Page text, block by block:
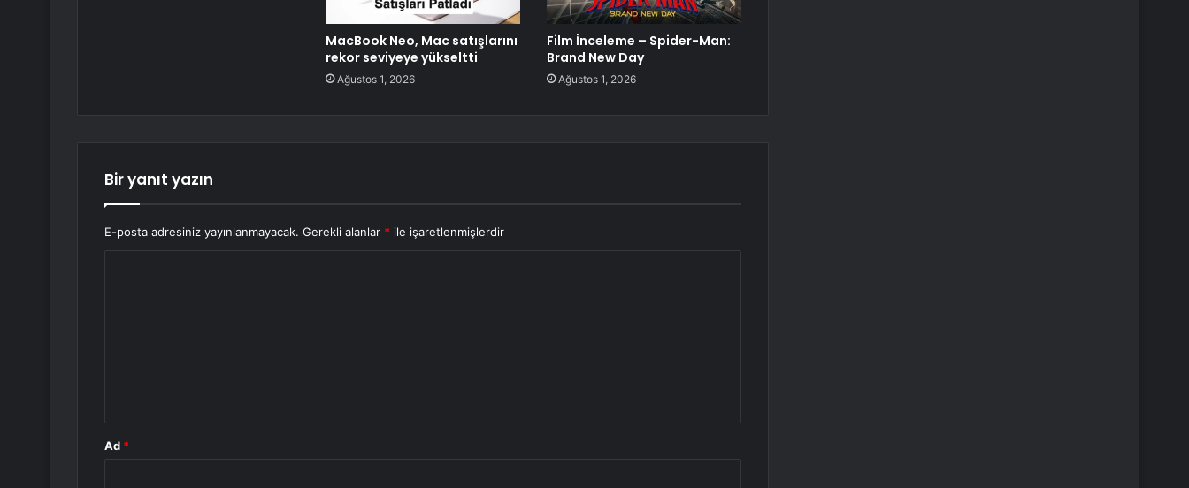
MacBook Neo, Mac satışlarını
rekor seviyeye yükseltti
Ağustos 1, 2026
Film İnceleme – Spider-Man:
Brand New Day
Ağustos 1, 2026
Bir yanıt yazın
E-posta adresiniz yayınlanmayacak. Gerekli alanlar * ile işaretlenmişlerdir
Ad *